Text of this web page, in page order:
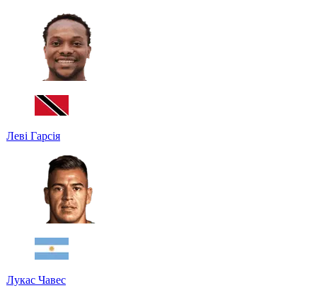
Леві Гарсія
Лукас Чавес